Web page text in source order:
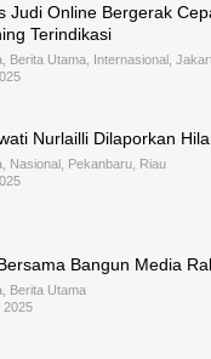
Judi Online Bergerak
Terindikasi
Berita Utama, Internasional,
Nurlailli Dilaporkan
Nasional, Pekanbaru, Riau
Bangun Media
Berita Utama
2025